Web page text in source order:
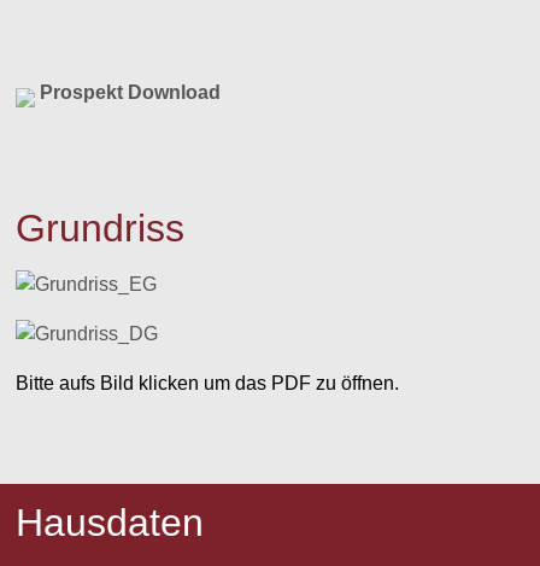
Prospekt Download
Grundriss
Bitte aufs Bild klicken um das PDF zu öffnen.
Hausdaten